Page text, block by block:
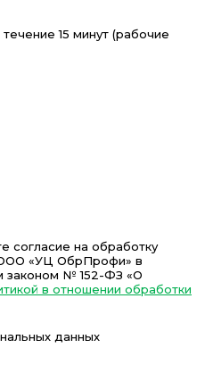
15 минут (рабочие
согласие на обработку
«УЦ ОбрПрофи» в
законом № 152-ФЗ «О
в отношении обработки
данных